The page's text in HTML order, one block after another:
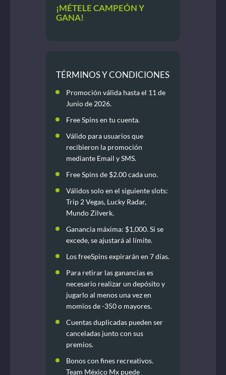
¡MÉTELE CAMPEÓN Y
GANA!
TÉRMINOS Y CONDICIONES
Promoción válida hasta el 11 de
Junio de 2026.
Free Spins en tu cuenta.
Válido para usuarios que
recibieron la promoción
mediante Email y SMS.
Free Spins de $2.00 cada uno.
Válidos solo en el siguiente slots:
Trip 2 Vegas, Lucky Radar,
Mundo Zilverk.
Ganancia máxima: $1,000. Si se
excede, se ajustará al límite.
Los freeSpins expirarán en 7 días.
Para retirar las ganancias es
necesario realizar un depósito y
jugarlo al menos una vez en
momios de -350 o mayores.
Cuentas duplicadas pueden ser
canceladas junto con sus
premios.
Bonos con fines recreativos.
Team México Mx puede